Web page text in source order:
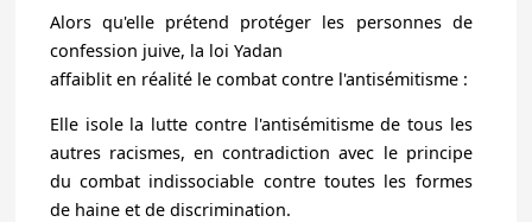
Alors qu'elle prétend protéger les personnes de
confession juive, la loi Yadan
affaiblit en réalité le combat contre l'antisémitisme :
Elle isole la lutte contre l'antisémitisme de tous les
autres racismes, en contradiction avec le principe
du combat indissociable contre toutes les formes
de haine et de discrimination.